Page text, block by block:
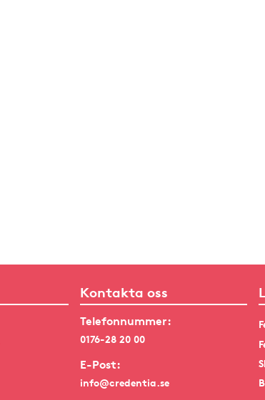
Kontakta oss
Telefonnummer:
0176-28 20 00
E-Post:
info@credentia.se